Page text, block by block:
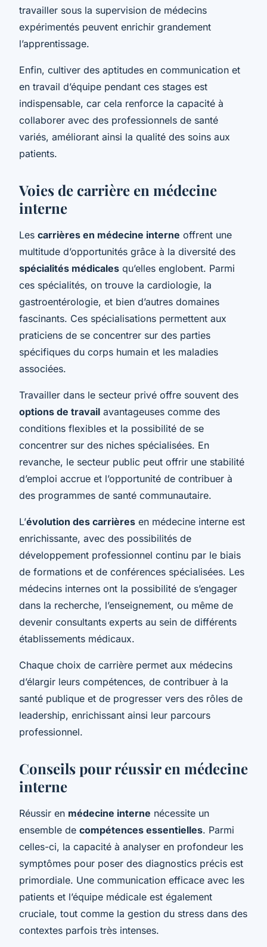
travailler sous la supervision de médecins
expérimentés peuvent enrichir grandement
l’apprentissage.
Enfin, cultiver des aptitudes en communication et
en travail d’équipe pendant ces stages est
indispensable, car cela renforce la capacité à
collaborer avec des professionnels de santé
variés, améliorant ainsi la qualité des soins aux
patients.
Voies de carrière en médecine
interne
Les carrières en médecine interne offrent une
multitude d’opportunités grâce à la diversité des
spécialités médicales qu’elles englobent. Parmi
ces spécialités, on trouve la cardiologie, la
gastroentérologie, et bien d’autres domaines
fascinants. Ces spécialisations permettent aux
praticiens de se concentrer sur des parties
spécifiques du corps humain et les maladies
associées.
Travailler dans le secteur privé offre souvent des
options de travail avantageuses comme des
conditions flexibles et la possibilité de se
concentrer sur des niches spécialisées. En
revanche, le secteur public peut offrir une stabilité
d’emploi accrue et l’opportunité de contribuer à
des programmes de santé communautaire.
L’évolution des carrières en médecine interne est
enrichissante, avec des possibilités de
développement professionnel continu par le biais
de formations et de conférences spécialisées. Les
médecins internes ont la possibilité de s’engager
dans la recherche, l’enseignement, ou même de
devenir consultants experts au sein de différents
établissements médicaux.
Chaque choix de carrière permet aux médecins
d’élargir leurs compétences, de contribuer à la
santé publique et de progresser vers des rôles de
leadership, enrichissant ainsi leur parcours
professionnel.
Conseils pour réussir en médecine
interne
Réussir en médecine interne nécessite un
ensemble de compétences essentielles. Parmi
celles-ci, la capacité à analyser en profondeur les
symptômes pour poser des diagnostics précis est
primordiale. Une communication efficace avec les
patients et l’équipe médicale est également
cruciale, tout comme la gestion du stress dans des
contextes parfois très intenses.